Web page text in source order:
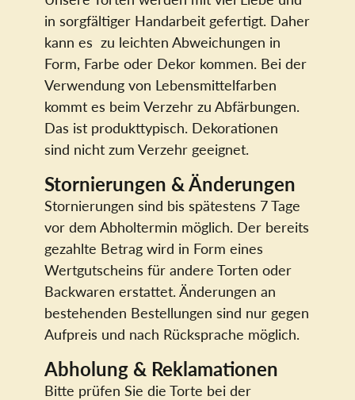
in sorgfältiger Handarbeit gefertigt. Daher
kann es zu leichten Abweichungen in
Form, Farbe oder Dekor kommen. Bei der
Verwendung von Lebensmittelfarben
kommt es beim Verzehr zu Abfärbungen.
Das ist produkttypisch. Dekorationen
sind nicht zum Verzehr geeignet.
Stornierungen & Änderungen
Stornierungen sind bis spätestens 7 Tage
vor dem Abholtermin möglich. Der bereits
gezahlte Betrag wird in Form eines
Wertgutscheins für andere Torten oder
Backwaren erstattet. Änderungen an
bestehenden Bestellungen sind nur gegen
Aufpreis und nach Rücksprache möglich.
Abholung & Reklamationen
Bitte prüfen Sie die Torte bei der